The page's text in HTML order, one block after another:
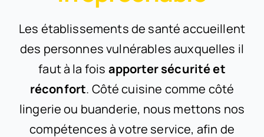
Collectivité
Métiers de
La cuisson
La laveriePrendre
Les établissements de santé accueillent
des personnes vulnérables auxquelles il
faut à la fois apporter sécurité et
réconfort. Côté cuisine comme côté
lingerie ou buanderie, nous mettons nos
compétences à votre service, afin de